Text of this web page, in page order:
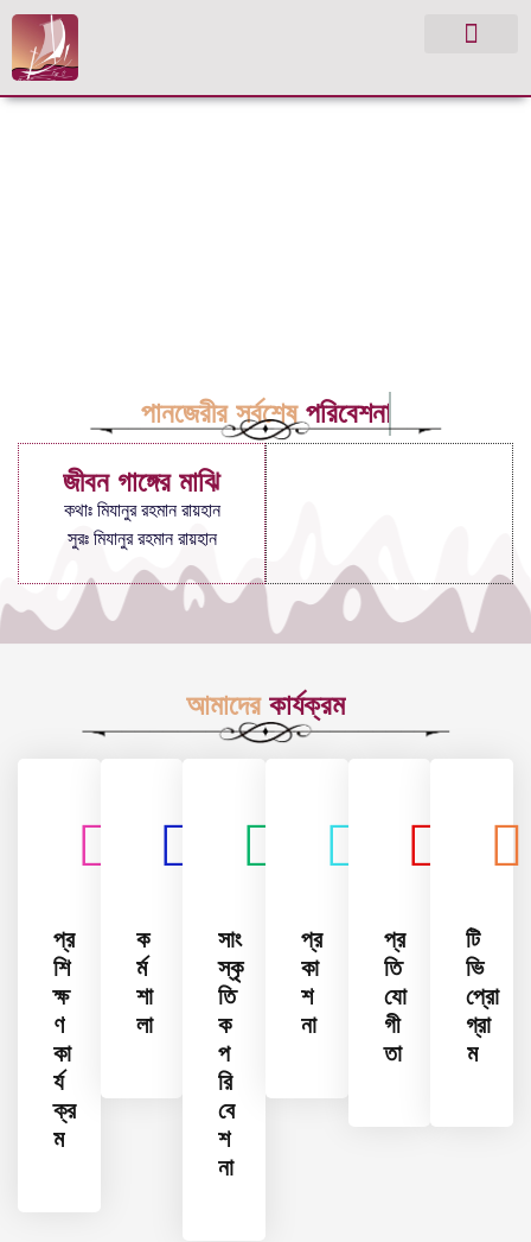
পানজেরীর সর্বশেষ পরিবেশনা
জীবন গাঙ্গের মাঝি
কথাঃ মিযানুর রহমান রায়হান
সুরঃ মিযানুর রহমান রায়হান
আমাদের কার্যক্রম
প্র
শি
ক্ষ
ণ
কা
র্য
ক্র
ম
ক
র্ম
শা
লা
সাং
স্কৃ
তি
ক
প
রি
বে
শ
না
প্র
কা
শ
না
প্র
তি
যো
গী
তা
টি
ভি
প্রো
গ্রা
ম